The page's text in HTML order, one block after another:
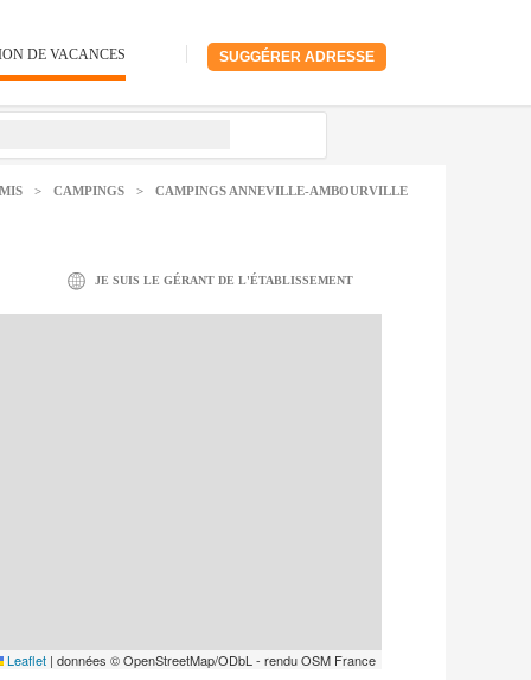
SUGGÉRER ADRESSE
DE VACANCES
> CAMPINGS > CAMPINGS ANNEVILLE-AMBOURVILLE
JE SUIS LE GÉRANT DE L'ÉTABLISSEMENT
Leaflet | données © OpenStreetMap/ODbL - rendu OSM France